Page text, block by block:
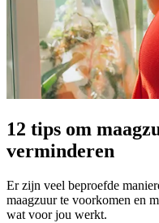
12 tips om
verminderen
Er zijn veel beproefde
maagzuur te voorkomen en
wat voor jou werkt.